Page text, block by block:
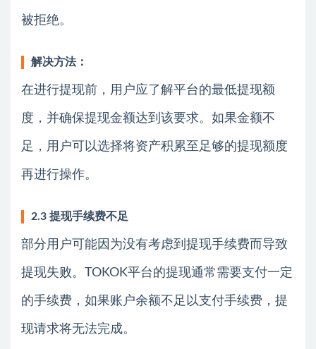
被拒绝。
解决方法：
在进行提现前，用户应了解平台的最低提现额
度，并确保提现金额达到该要求。如果金额不
足，用户可以选择将资产积累至足够的提现额度
再进行操作。
2.3 提现手续费不足
部分用户可能因为没有考虑到提现手续费而导致
提现失败。TOKOK平台的提现通常需要支付一定
的手续费，如果账户余额不足以支付手续费，提
现请求将无法完成。